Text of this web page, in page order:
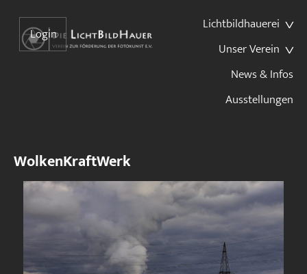
Lichtbildhauerei
Unser Verein
News & Infos
Ausstellungen
Login
WolkenKraftWerk